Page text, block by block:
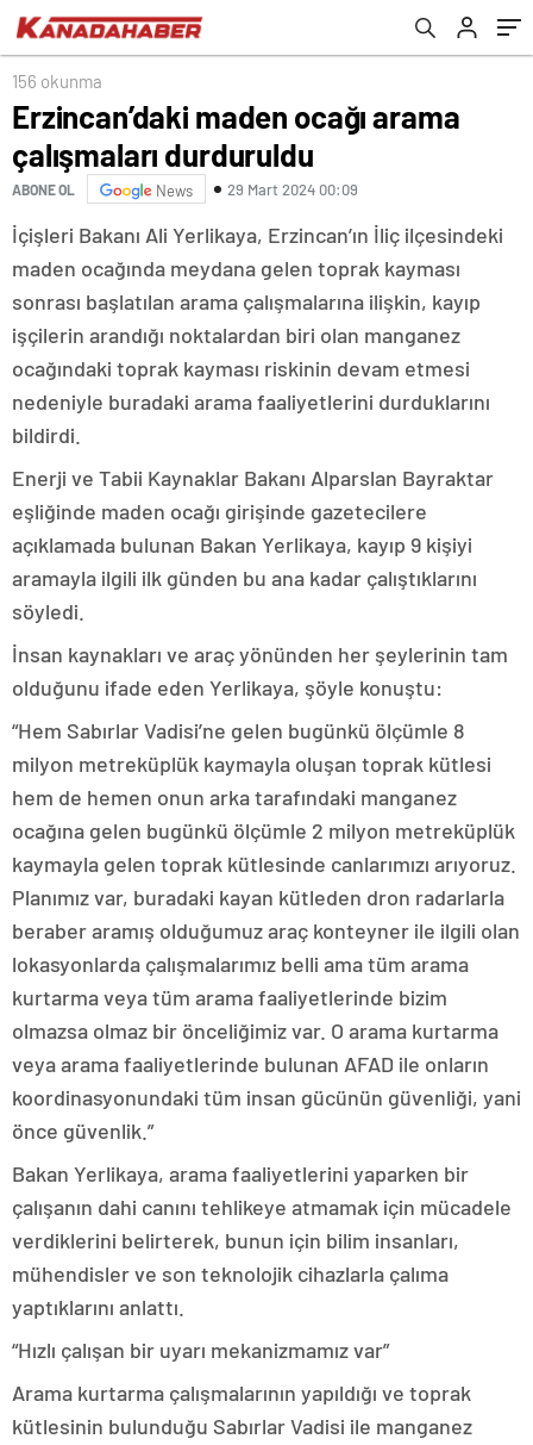
156 okunma
Erzincan’daki maden ocağı arama
çalışmaları durduruldu
ABONE OL News 29 Mart 2024 00:09
İçişleri Bakanı Ali Yerlikaya, Erzincan’ın İliç ilçesindeki
maden ocağında meydana gelen toprak kayması
sonrası başlatılan arama çalışmalarına ilişkin, kayıp
işçilerin arandığı noktalardan biri olan manganez
ocağındaki toprak kayması riskinin devam etmesi
nedeniyle buradaki arama faaliyetlerini durduklarını
bildirdi.
Enerji ve Tabii Kaynaklar Bakanı Alparslan Bayraktar
eşliğinde maden ocağı girişinde gazetecilere
açıklamada bulunan Bakan Yerlikaya, kayıp 9 kişiyi
aramayla ilgili ilk günden bu ana kadar çalıştıklarını
söyledi.
İnsan kaynakları ve araç yönünden her şeylerinin tam
olduğunu ifade eden Yerlikaya, şöyle konuştu:
“Hem Sabırlar Vadisi’ne gelen bugünkü ölçümle 8
milyon metreküplük kaymayla oluşan toprak kütlesi
hem de hemen onun arka tarafındaki manganez
ocağına gelen bugünkü ölçümle 2 milyon metreküplük
kaymayla gelen toprak kütlesinde canlarımızı arıyoruz.
Planımız var, buradaki kayan kütleden dron radarlarla
beraber aramış olduğumuz araç konteyner ile ilgili olan
lokasyonlarda çalışmalarımız belli ama tüm arama
kurtarma veya tüm arama faaliyetlerinde bizim
olmazsa olmaz bir önceliğimiz var. O arama kurtarma
veya arama faaliyetlerinde bulunan AFAD ile onların
koordinasyonundaki tüm insan gücünün güvenliği, yani
önce güvenlik.”
Bakan Yerlikaya, arama faaliyetlerini yaparken bir
çalışanın dahi canını tehlikeye atmamak için mücadele
verdiklerini belirterek, bunun için bilim insanları,
mühendisler ve son teknolojik cihazlarla çalıma
yaptıklarını anlattı.
“Hızlı çalışan bir uyarı mekanizmamız var”
Arama kurtarma çalışmalarının yapıldığı ve toprak
kütlesinin bulunduğu Sabırlar Vadisi ile manganez